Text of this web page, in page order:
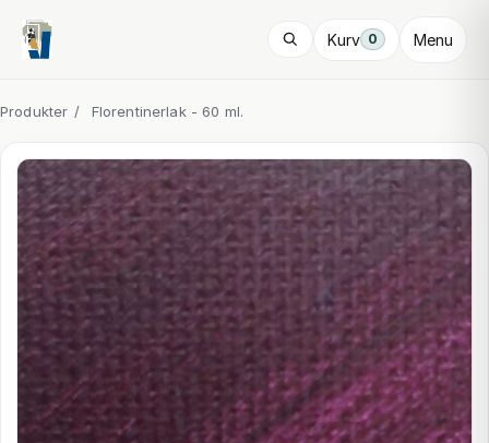
Kurv 0 Menu
Produkter / Florentinerlak - 60 ml.